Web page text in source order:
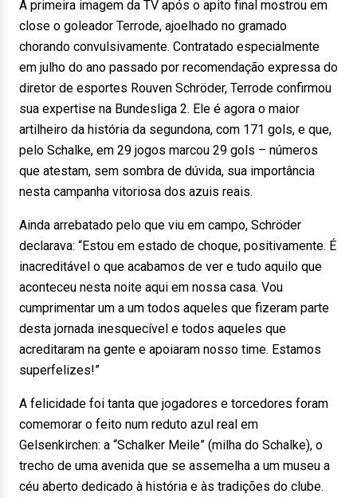
A primeira imagem da TV após o apito final mostrou em
close o goleador Terrode, ajoelhado no gramado
chorando convulsivamente. Contratado especialmente
em julho do ano passado por recomendação expressa do
diretor de esportes Rouven Schröder, Terrode confirmou
sua expertise na Bundesliga 2. Ele é agora o maior
artilheiro da história da segundona, com 171 gols, e que,
pelo Schalke, em 29 jogos marcou 29 gols – números
que atestam, sem sombra de dúvida, sua importância
nesta campanha vitoriosa dos azuis reais.
Ainda arrebatado pelo que viu em campo, Schröder
declarava: “Estou em estado de choque, positivamente. É
inacreditável o que acabamos de ver e tudo aquilo que
aconteceu nesta noite aqui em nossa casa. Vou
cumprimentar um a um todos aqueles que fizeram parte
desta jornada inesquecível e todos aqueles que
acreditaram na gente e apoiaram nosso time. Estamos
superfelizes!”
A felicidade foi tanta que jogadores e torcedores foram
comemorar o feito num reduto azul real em
Gelsenkirchen: a “Schalker Meile” (milha do Schalke), o
trecho de uma avenida que se assemelha a um museu a
céu aberto dedicado à história e às tradições do clube.